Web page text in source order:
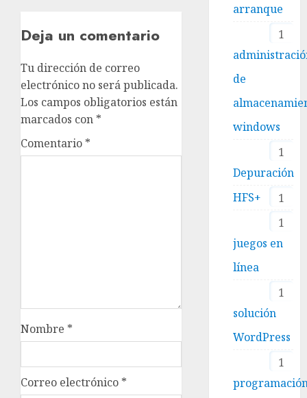
Deja un comentario
Tu dirección de correo
electrónico no será publicada.
Los campos obligatorios están
marcados con *
Comentario *
Nombre *
Correo electrónico *
arranque
1
de
windows
1
Depuración
1
HFS+
1
juegos en
línea
1
solución
WordPress
1